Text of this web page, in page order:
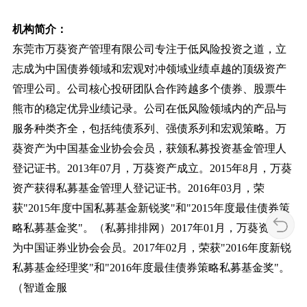
机构简介：
东莞市万葵资产管理有限公司专注于低风险投资之道，立
志成为中国债券领域和宏观对冲领域业绩卓越的顶级资产
管理公司。公司核心投研团队合作跨越多个债券、股票牛
熊市的稳定优异业绩记录。公司在低风险领域内的产品与
服务种类齐全，包括纯债系列、强债系列和宏观策略。万
葵资产为中国基金业协会会员，获颁私募投资基金管理人
登记证书。2013年07月，万葵资产成立。2015年8月，万葵
资产获得私募基金管理人登记证书。2016年03月，荣
获"2015年度中国私募基金新锐奖"和"2015年度最佳债券策
略私募基金奖"。（私募排排网）2017年01月，万葵资产成
为中国证券业协会会员。2017年02月，荣获"2016年度新锐
私募基金经理奖"和"2016年度最佳债券策略私募基金奖"。
（智道金服